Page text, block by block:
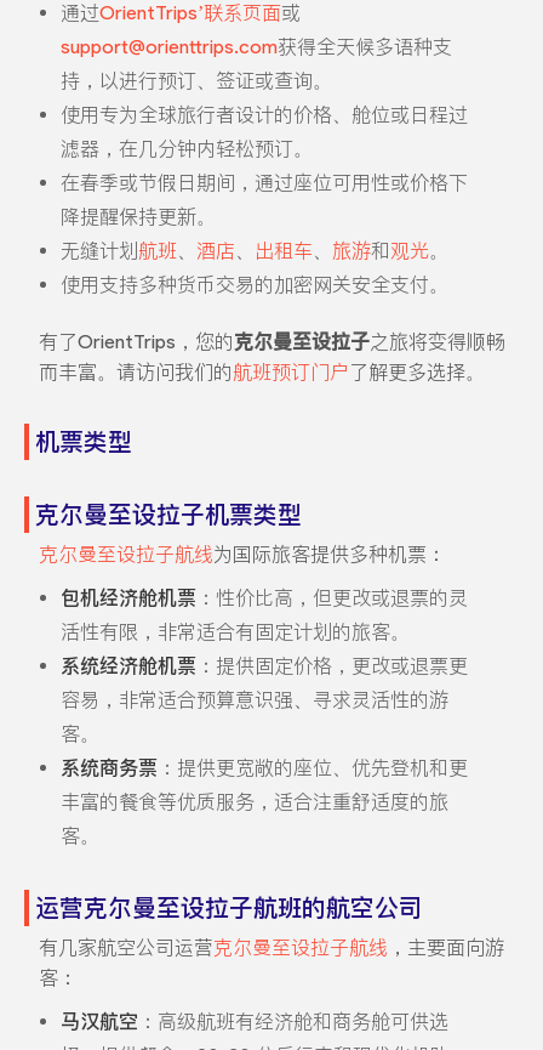
通过OrientTrips’联系页面或
support@orienttrips.com获得全天候多语种支
持，以进行预订、签证或查询。
使用专为全球旅行者设计的价格、舱位或日程过
滤器，在几分钟内轻松预订。
在春季或节假日期间，通过座位可用性或价格下
降提醒保持更新。
无缝计划 航班、 酒店、 出租车、 旅游和观光。
使用支持多种货币交易的加密网关安全支付。
有了OrientTrips，您的克尔曼至设拉子之旅将变得顺畅
而丰富。请访问我们的航班预订门户 了解更多选择。
机票类型
克尔曼至设拉子机票类型
克尔曼至设拉子航线为国际旅客提供多种机票：
包机经济舱机票：性价比高，但更改或退票的灵
活性有限，非常适合有固定计划的旅客。
系统经济舱机票：提供固定价格，更改或退票更
容易，非常适合预算意识强、寻求灵活性的游
客。
系统商务票：提供更宽敞的座位、优先登机和更
丰富的餐食等优质服务，适合注重舒适度的旅
客。
运营克尔曼至设拉子航班的航空公司
有几家航空公司运营克尔曼至设拉子航线 ，主要面向游
客：
马汉航空 ：高级航班有经济舱和商务舱可供选